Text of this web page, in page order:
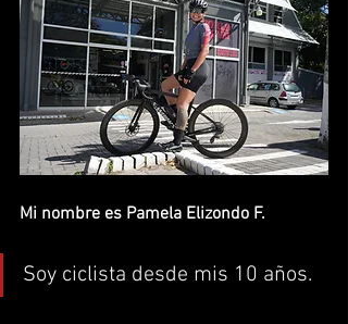
Mi nombre es Pamela Elizondo F.
Soy ciclista desde mis 10 años.